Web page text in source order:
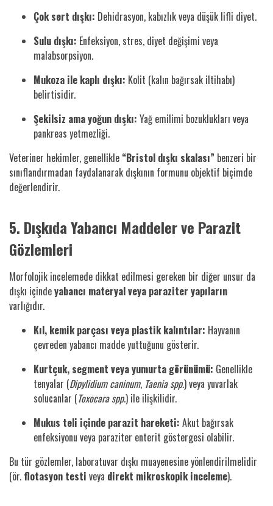
Çok sert dışkı: Dehidrasyon, kabızlık veya düşük lifli diyet.
Sulu dışkı: Enfeksiyon, stres, diyet değişimi veya
malabsorpsiyon.
Mukoza ile kaplı dışkı: Kolit (kalın bağırsak iltihabı)
belirtisidir.
Şekilsiz ama yoğun dışkı: Yağ emilimi bozuklukları veya
pankreas yetmezliği.
Veteriner hekimler, genellikle “Bristol dışkı skalası” benzeri bir
sınıflandırmadan faydalanarak dışkının formunu objektif biçimde
değerlendirir.
5. Dışkıda Yabancı Maddeler ve Parazit
Gözlemleri
Morfolojik incelemede dikkat edilmesi gereken bir diğer unsur da
dışkı içindeyabancı materyal veya paraziter yapıların
varlığıdır.
Kıl, kemik parçası veya plastik kalıntılar: Hayvanın
çevreden yabancı madde yuttuğunu gösterir.
Kurtçuk, segment veya yumurta görünümü: Genellikle
tenyalar (Dipylidium caninum, Taenia spp.) veya yuvarlak
solucanlar (Toxocara spp.) ile ilişkilidir.
Mukus teli içinde parazit hareketi: Akut bağırsak
enfeksiyonu veya paraziter enterit göstergesi olabilir.
Bu tür gözlemler, laboratuvar dışkı muayenesine yönlendirilmelidir
(ör. flotasyon testi veya direkt mikroskopik inceleme).